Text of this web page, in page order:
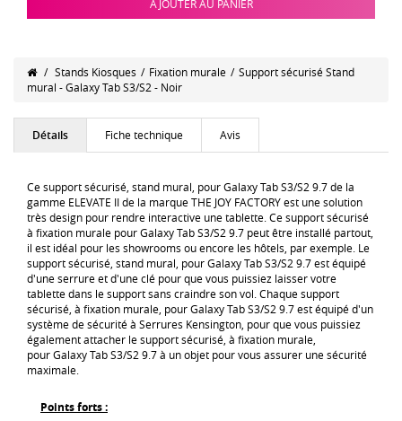
AJOUTER AU PANIER
/ Stands Kiosques / Fixation murale / Support sécurisé Stand
mural - Galaxy Tab S3/S2 - Noir
Détails Fiche technique Avis
Ce support sécurisé, stand mural, pour Galaxy Tab S3/S2 9.7 de la
gamme ELEVATE II de la marque THE JOY FACTORY est une solution
très design pour rendre interactive une tablette. Ce support sécurisé
à fixation murale pour Galaxy Tab S3/S2 9.7 peut être installé partout,
il est idéal pour les showrooms ou encore les hôtels, par exemple. Le
support sécurisé, stand mural, pour Galaxy Tab S3/S2 9.7 est équipé
d'une serrure et d'une clé pour que vous puissiez laisser votre
tablette dans le support sans craindre son vol. Chaque support
sécurisé, à fixation murale, pour Galaxy Tab S3/S2 9.7 est équipé d'un
système de sécurité à Serrures Kensington, pour que vous puissiez
également attacher le support sécurisé, à fixation murale,
pour Galaxy Tab S3/S2 9.7 à un objet pour vous assurer une sécurité
maximale.
Points forts :